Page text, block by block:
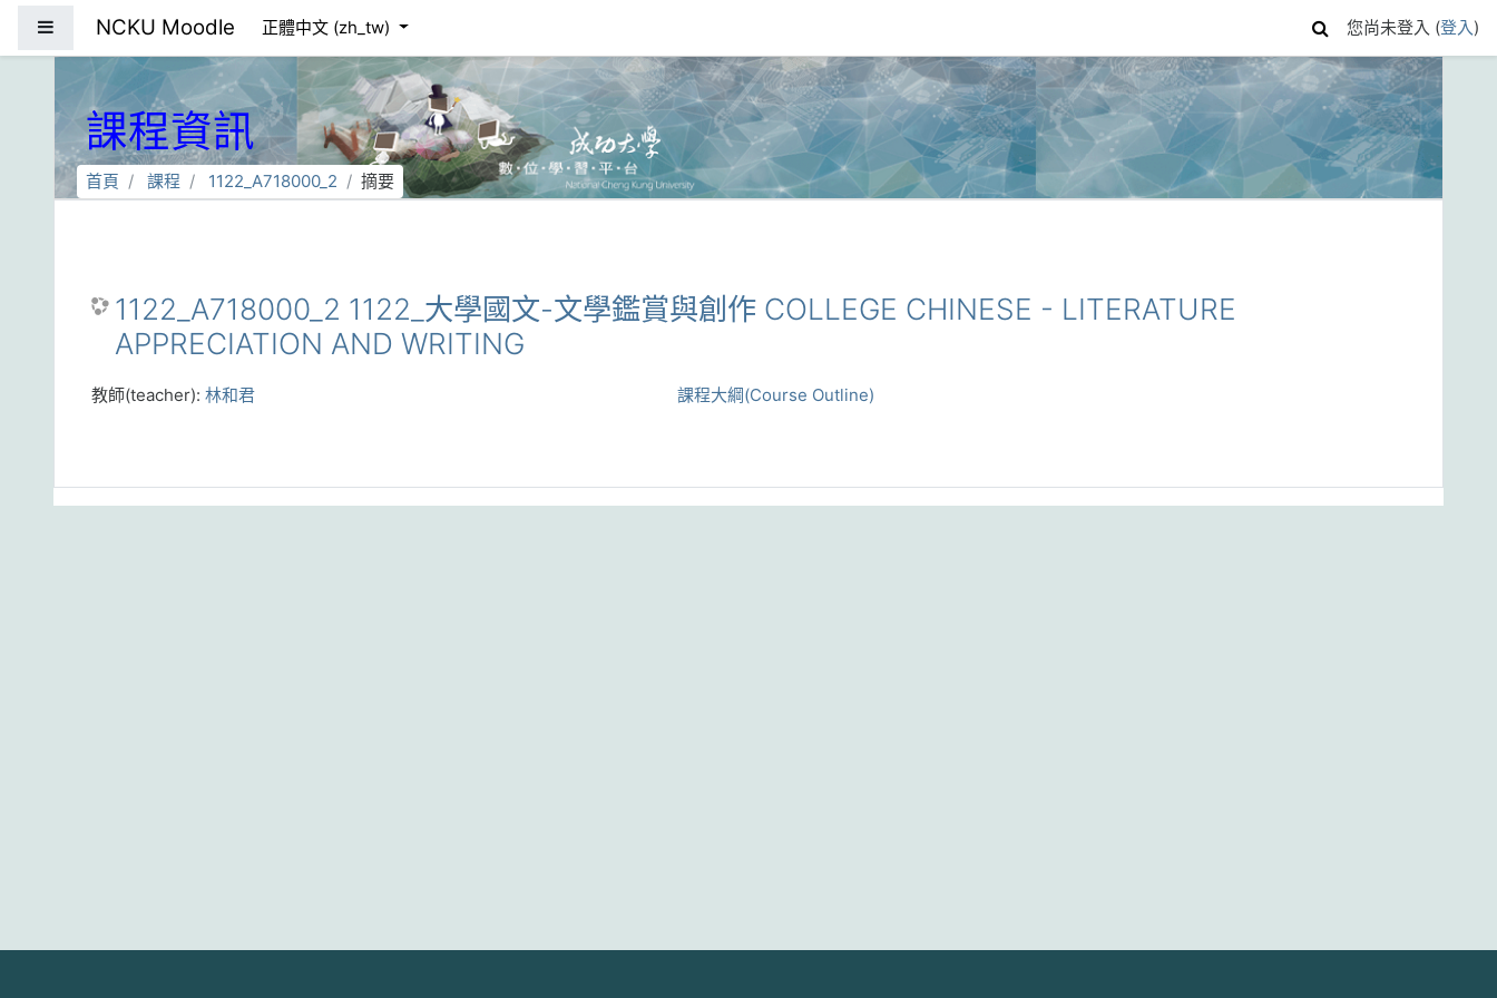
NCKU Moodle 正體中文 ‎(zh_tw)‎ 您尚未登入 (登入)
課程資訊
首頁 課程 1122_A718000_2 摘要
1122_A718000_2 1122_大學國文-文學鑑賞與創作 COLLEGE CHINESE - LITERATURE
APPRECIATION AND WRITING
課程大綱(Course Outline)
教師(teacher): 林和君